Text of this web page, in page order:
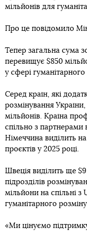
мільйонів для
Про це повідомило
Тепер загальна сума
перевищує $850
у сфері
Серед країн, які
розмінування
мільйонів. Країна
спільно з партнерами
Німеччина виділить
проєктів у 2025 році.
Швеція виділить ще
підрозділів
мільйони на спільні з
гуманітарного
«Ми цінуємо